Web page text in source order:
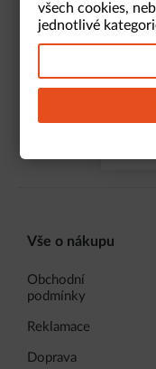
Vše o nákupu
Obchodní
podmínky
Reklamace
Doprava
všech cookies,
jednotlivé